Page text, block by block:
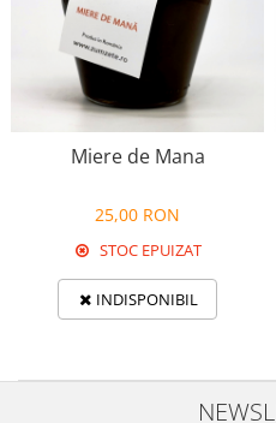
Miere de Mana
25,00 RON
STOC EPUIZAT
INDISPONIBIL